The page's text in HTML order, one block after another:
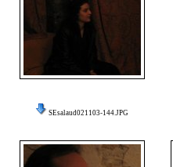
SEsalaud021103-144.JPG